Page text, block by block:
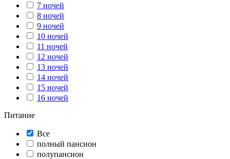
7 ночей
8 ночей
9 ночей
10 ночей
11 ночей
12 ночей
13 ночей
14 ночей
15 ночей
16 ночей
Питание
Все
полный пансион
полупансион